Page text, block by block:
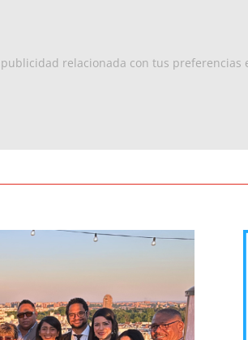
Inicio Europa Dominicanos
relacionada con tus